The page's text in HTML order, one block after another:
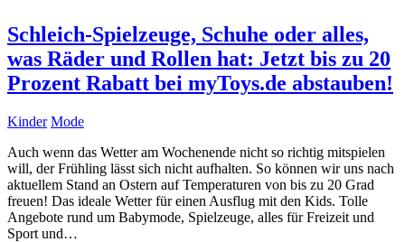
Schleich-Spielzeuge, Schuhe oder alles,
was Räder und Rollen hat: Jetzt bis zu 20
Prozent Rabatt bei myToys.de abstauben!
Kinder Mode
Auch wenn das Wetter am Wochenende nicht so richtig mitspielen
will, der Frühling lässt sich nicht aufhalten. So können wir uns nach
aktuellem Stand an Ostern auf Temperaturen von bis zu 20 Grad
freuen! Das ideale Wetter für einen Ausflug mit den Kids. Tolle
Angebote rund um Babymode, Spielzeuge, alles für Freizeit und
Sport und…